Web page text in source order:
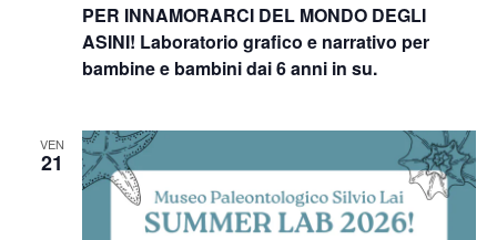
PER INNAMORARCI DEL MONDO DEGLI
ASINI! Laboratorio grafico e narrativo per
bambine e bambini dai 6 anni in su.
VEN
21